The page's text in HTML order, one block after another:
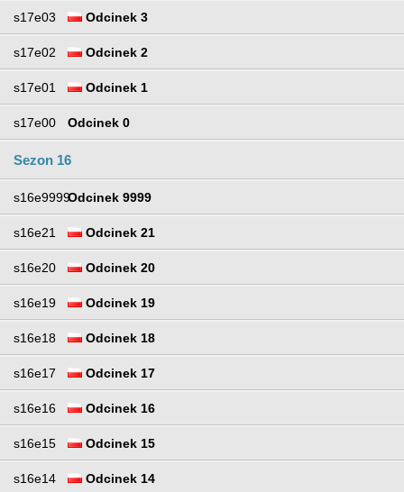
s17e03 Odcinek 3
s17e02 Odcinek 2
s17e01 Odcinek 1
s17e00 Odcinek 0
Sezon 16
s16e9999Odcinek 9999
s16e21 Odcinek 21
s16e20 Odcinek 20
s16e19 Odcinek 19
s16e18 Odcinek 18
s16e17 Odcinek 17
s16e16 Odcinek 16
s16e15 Odcinek 15
s16e14 Odcinek 14